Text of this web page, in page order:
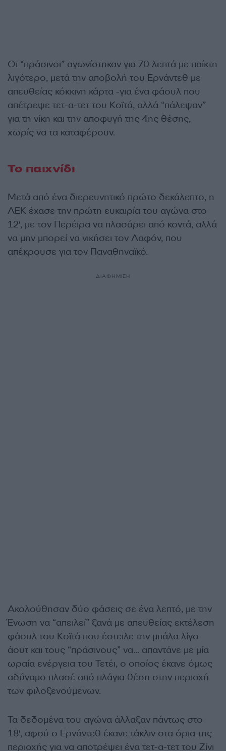
Οι “πράσινοι” αγωνίστηκαν για 70 λεπτά με παίκτη
λιγότερο, μετά την αποβολή του Ερνάντεθ με
απευθείας κόκκινη κάρτα -για ένα φάουλ που
απέτρεψε τετ-α-τετ του Κοϊτά, αλλά “πάλεψαν”
για τη νίκη και την αποφυγή της 4ης θέσης,
χωρίς να τα καταφέρουν.
Το παιχνίδι
Μετά από ένα διερευνητικό πρώτο δεκάλεπτο, η
ΑΕΚ έχασε την πρώτη ευκαιρία του αγώνα στο
12′, με τον Περέιρα να πλασάρει από κοντά, αλλά
να μην μπορεί να νικήσει τον Λαφόν, που
απέκρουσε για τον Παναθηναϊκό.
ΔΙΑΦΗΜΙΣΗ
Ακολούθησαν δύο φάσεις σε ένα λεπτό, με την
Ένωση να “απειλεί” ξανά με απευθείας εκτέλεση
φάουλ του Κοϊτά που έστειλε την μπάλα λίγο
άουτ και τους “πράσινους” να… απαντάνε με μία
ωραία ενέργεια του Τετέι, ο οποίος έκανε όμως
αδύναμο πλασέ από πλάγια θέση στην περιοχή
των φιλοξενούμενων.
Τα δεδομένα του αγώνα άλλαξαν πάντως στο
18′, αφού ο Ερνάντεθ έκανε τάκλιν στα όρια της
περιοχής για να αποτρέψει ένα τετ-α-τετ του Ζίνι